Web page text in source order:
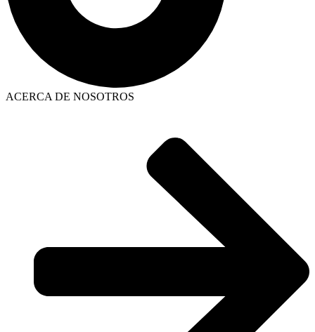
ACERCA DE NOSOTROS